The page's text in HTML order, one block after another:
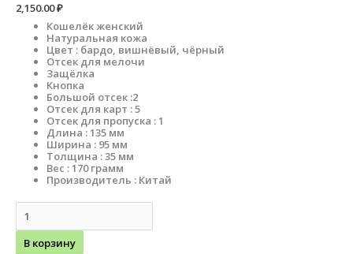
2,150.00₽
Кошелёк женский
Натуральная кожа
Цвет : бардо, вишнёвый, чёрный
Отсек для мелочи
Защёлка
Кнопка
Большой отсек :2
Отсек для карт : 5
Отсек для пропуска : 1
Длина : 135 мм
Ширина : 95 мм
Толщина : 35 мм
Вес : 170 грамм
Производитель : Китай
В корзину